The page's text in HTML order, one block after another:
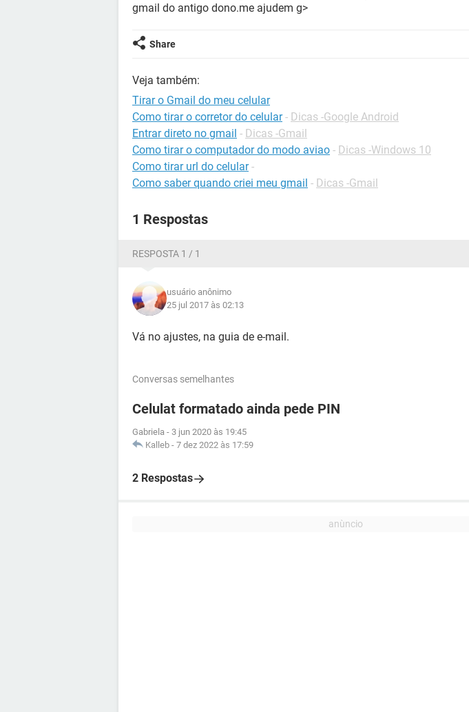
gmail do antigo dono.me ajudem g>
Share
Veja também:
Tirar o Gmail do meu celular
Como tirar o corretor do celular - Dicas -Google Android
Entrar direto no gmail - Dicas -Gmail
Como tirar o computador do modo aviao - Dicas -Windows 10
Como tirar url do celular -
Como saber quando criei meu gmail - Dicas -Gmail
1 Respostas
RESPOSTA 1 / 1
usuário anônimo
25 jul 2017 às 02:13
Vá no ajustes, na guia de e-mail.
Conversas semelhantes
Celulat formatado ainda pede PIN
Gabriela - 3 jun 2020 às 19:45
Kalleb - 7 dez 2022 às 17:59
2 Respostas